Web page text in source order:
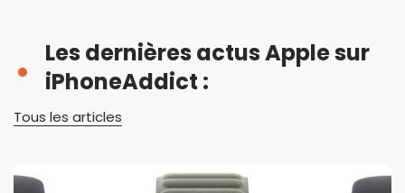
Les dernières actus Apple sur
iPhoneAddict :
Tous les articles